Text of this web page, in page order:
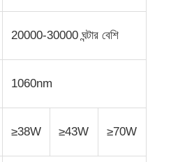
20000-30000 ঘন্টার বেশি
1060nm
≥38W ≥43W ≥70W